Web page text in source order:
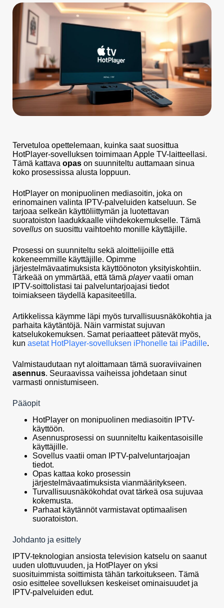
Tervetuloa opettelemaan, kuinka saat suosittua
HotPlayer-sovelluksen toimimaan Apple TV-laitteellasi.
Tämä kattava opas on suunniteltu auttamaan sinua
koko prosessissa alusta loppuun.
HotPlayer on monipuolinen mediasoitin, joka on
erinomainen valinta IPTV-palveluiden katseluun. Se
tarjoaa selkeän käyttöliittymän ja luotettavan
suoratoiston laadukkaalle viihdekokemukselle. Tämä
sovellus on suosittu vaihtoehto monille käyttäjille.
Prosessi on suunniteltu sekä aloittelijoille että
kokeneemmille käyttäjille. Opimme
järjestelmävaatimuksista käyttöönoton yksityiskohtiin.
Tärkeää on ymmärtää, että tämä playervaatii oman
IPTV-soittolistasi tai palveluntarjoajasi tiedot
toimiakseen täydellä kapasiteetilla.
Artikkelissa käymme läpi myös turvallisuusnäkökohtia ja
parhaita käytäntöjä. Näin varmistat sujuvan
katselukokemuksen. Samat periaatteet pätevät myös,
kun asetat HotPlayer-sovelluksen iPhonelle tai iPadille.
Valmistaudutaan nyt aloittamaan tämä suoraviivainen
asennus. Seuraavissa vaiheissa johdetaan sinut
varmasti onnistumiseen.
Pääopit
HotPlayer on monipuolinen mediasoitin IPTV-
käyttöön.
Asennusprosessi on suunniteltu kaikentasoisille
käyttäjille.
Sovellus vaatii oman IPTV-palveluntarjoajan
tiedot.
Opas kattaa koko prosessin
järjestelmävaatimuksista vianmääritykseen.
Turvallisuusnäkökohdat ovat tärkeä osa sujuvaa
kokemusta.
Parhaat käytännöt varmistavat optimaalisen
suoratoiston.
Johdanto ja esittely
IPTV-teknologian ansiosta television katselu on saanut
uuden ulottuvuuden, ja HotPlayer on yksi
suosituimmista soittimista tähän tarkoitukseen. Tämä
osio esittelee sovelluksen keskeiset ominaisuudet ja
IPTV-palveluiden edut.